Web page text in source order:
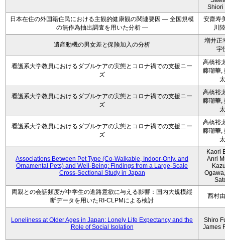
Shiori
日本在住の外国籍住民における主観的健康観の関連要因 ― 全国規模
の無作為抽出調査を用いた分析 ―
安齋寿
川
遺産動機の男女差と保険加入の分析
増井正
宇
看護系大学教員におけるダブルケアの実態とコロナ禍での支援ニー
ズ
高橋裕
藤瑠華,
太
看護系大学教員におけるダブルケアの実態とコロナ禍での支援ニー
ズ
高橋裕
藤瑠華,
太
看護系大学教員におけるダブルケアの実態とコロナ禍での支援ニー
ズ
高橋裕
藤瑠華,
太
Associations Between Pet Type (Co-Walkable, Indoor-Only, and
Ornamental Pets) and Well-Being: Findings from a Large-Scale
Cross-Sectional Study in Japan
Kaori
Anri
両親との会話頻度が中学生の進路意欲に与える影響：国内大規模縦
断データを用いたRI-CLPMによる検討
西村
Loneliness at Older Ages in Japan: Lonely Life Expectancy and the
Role of Social Isolation
Shiro
James